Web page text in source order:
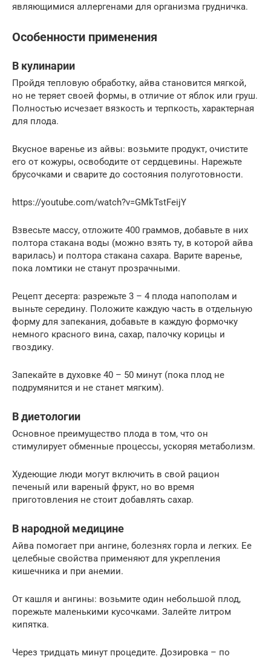
являющимися аллергенами для организма грудничка.
Особенности применения
В кулинарии
Пройдя тепловую обработку, айва становится мягкой,
но не теряет своей формы, в отличие от яблок или груш.
Полностью исчезает вязкость и терпкость, характерная
для плода.
Вкусное варенье из айвы: возьмите продукт, очистите
его от кожуры, освободите от сердцевины. Нарежьте
брусочками и сварите до состояния полуготовности.
https://youtube.com/watch?v=GMkTstFeijY
Взвесьте массу, отложите 400 граммов, добавьте в них
полтора стакана воды (можно взять ту, в которой айва
варилась) и полтора стакана сахара. Варите варенье,
пока ломтики не станут прозрачными.
Рецепт десерта: разрежьте 3 – 4 плода напополам и
выньте середину. Положите каждую часть в отдельную
форму для запекания, добавьте в каждую формочку
немного красного вина, сахар, палочку корицы и
гвоздику.
Запекайте в духовке 40 – 50 минут (пока плод не
подрумянится и не станет мягким).
В диетологии
Основное преимущество плода в том, что он
стимулирует обменные процессы, ускоряя метаболизм.
Худеющие люди могут включить в свой рацион
печеный или вареный фрукт, но во время
приготовления не стоит добавлять сахар.
В народной медицине
Айва помогает при ангине, болезнях горла и легких. Ее
целебные свойства применяют для укрепления
кишечника и при анемии.
От кашля и ангины: возьмите один небольшой плод,
порежьте маленькими кусочками. Залейте литром
кипятка.
Через тридцать минут процедите. Дозировка – по